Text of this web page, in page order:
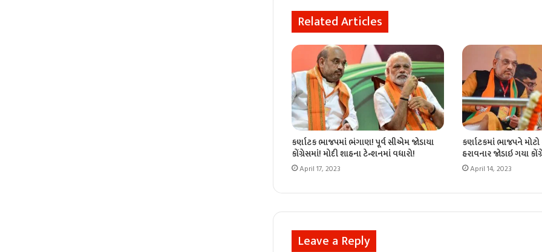
Related Articles
કર્ણાટક ભાજપમાં ભંગાણ! પૂર્વ સીએમ જોડાયા
કોંગ્રેસમાં! મોદી શાહના ટેન્શનમાં વધારો!
April 17, 2023
કર્ણાટકમાં ભાજપને
હરાવનાર જોડાઇ ગયા
April 14, 2023
Leave a Reply